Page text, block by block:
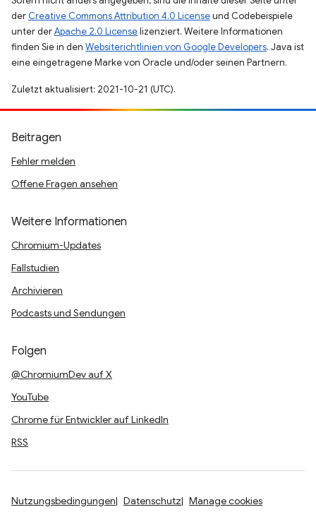
der Creative Commons Attribution 4.0 Licenseund Codebeispiele
unter derApache 2.0 Licenselizenziert. Weitere Informationen
finden Sie in den Websiterichtlinien von Google Developers. Java ist
eine eingetragene Marke von Oracle und/oder seinen Partnern.
Zuletzt aktualisiert: 2021-10-21 (UTC).
Beitragen
Fehler melden
Offene Fragen ansehen
Weitere Informationen
Chromium-Updates
Fallstudien
Archivieren
Podcasts und Sendungen
Folgen
@ChromiumDev auf X
YouTube
Chrome für Entwickler auf LinkedIn
RSS
Nutzungsbedingungen Datenschutz Manage cookies